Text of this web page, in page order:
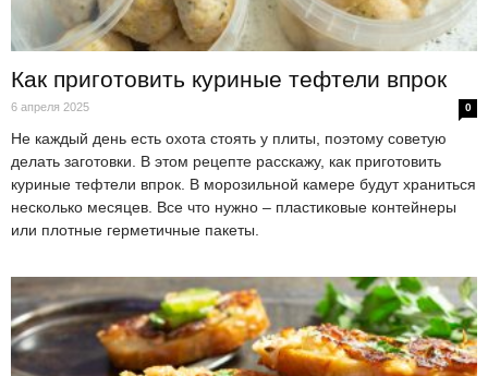
Как приготовить куриные тефтели впрок
6 апреля 2025 0
Не каждый день есть охота стоять у плиты, поэтому советую
делать заготовки. В этом рецепте расскажу, как приготовить
куриные тефтели впрок. В морозильной камере будут храниться
несколько месяцев. Все что нужно – пластиковые контейнеры
или плотные герметичные пакеты.